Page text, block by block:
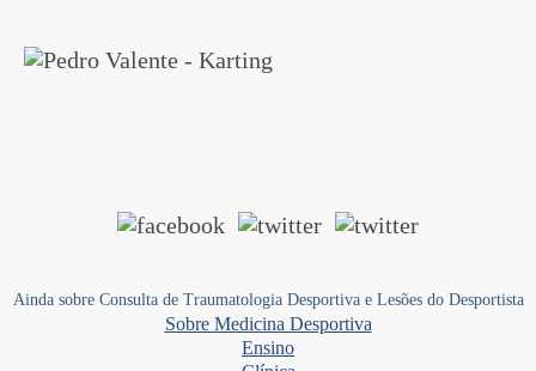
Ainda sobre Consulta de Traumatologia Desportiva e Lesões do Desportista
Sobre Medicina Desportiva
Ensino